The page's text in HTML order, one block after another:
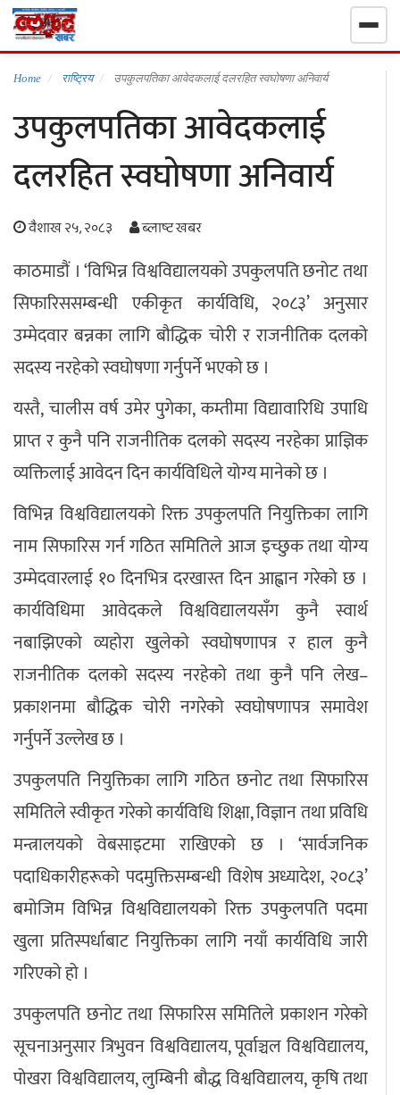
गृहपृष्ठ
निर्वाचन खबर
समाचार
राजनीति
राष्ट्रिय
खेलकुद
स्वास्थ्य
अपराध
छापा समाचार
थप विभाग
छापा संस्करण अर्थ बिचार सम्पादकीय
विशेष
अन्तर्राष्ट्रिय / प्रवास
अन्तरवार्ता संस्कृति साहित्य
ब्लग/रिभ्यु
राशिफल
Home राष्ट्रिय उपकुलपतिका आवेदकलाई दलरहित स्वघोषणा अनिवार्य
उपकुलपतिका आवेदकलाई
दलरहित स्वघोषणा अनिवार्य
वैशाख २५, २०८३ ब्लाष्ट खबर
काठमाडौं । ‘विभिन्न विश्वविद्यालयको उपकुलपति छनोट तथा
सिफारिससम्बन्धी एकीकृत कार्यविधि, २०८३’ अनुसार
उम्मेदवार बन्नका लागि बौद्धिक चोरी र राजनीतिक दलको
सदस्य नरहेको स्वघोषणा गर्नुपर्ने भएको छ ।
यस्तै, चालीस वर्ष उमेर पुगेका, कम्तीमा विद्यावारिधि उपाधि
प्राप्त र कुनै पनि राजनीतिक दलको सदस्य नरहेका प्राज्ञिक
व्यक्तिलाई आवेदन दिन कार्यविधिले योग्य मानेको छ ।
विभिन्न विश्वविद्यालयको रिक्त उपकुलपति नियुक्तिका लागि
नाम सिफारिस गर्न गठित समितिले आज इच्छुक तथा योग्य
उम्मेदवारलाई १० दिनभित्र दरखास्त दिन आह्वान गरेको छ ।
कार्यविधिमा आवेदकले विश्वविद्यालयसँग कुनै स्वार्थ
नबाझिएको व्यहोरा खुलेको स्वघोषणापत्र र हाल कुनै
राजनीतिक दलको सदस्य नरहेको तथा कुनै पनि लेख–
प्रकाशनमा बौद्धिक चोरी नगरेको स्वघोषणापत्र समावेश
गर्नुपर्ने उल्लेख छ ।
उपकुलपति नियुक्तिका लागि गठित छनोट तथा सिफारिस
समितिले स्वीकृत गरेको कार्यविधि शिक्षा, विज्ञान तथा प्रविधि
मन्त्रालयको वेबसाइटमा राखिएको छ । ‘सार्वजनिक
पदाधिकारीहरूको पदमुक्तिसम्बन्धी विशेष अध्यादेश, २०८३’
बमोजिम विभिन्न विश्वविद्यालयको रिक्त उपकुलपति पदमा
खुला प्रतिस्पर्धाबाट नियुक्तिका लागि नयाँ कार्यविधि जारी
गरिएको हो ।
उपकुलपति छनोट तथा सिफारिस समितिले प्रकाशन गरेको
सूचनाअनुसार त्रिभुवन विश्वविद्यालय, पूर्वाञ्चल विश्वविद्यालय,
पोखरा विश्वविद्यालय, लुम्बिनी बौद्ध विश्वविद्यालय, कृषि तथा